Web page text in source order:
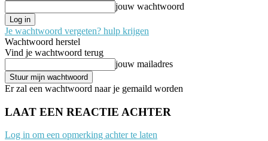
jouw wachtwoord
Je wachtwoord vergeten? hulp krijgen
Wachtwoord herstel
Vind je wachtwoord terug
jouw mailadres
Er zal een wachtwoord naar je gemaild worden
LAAT EEN REACTIE ACHTER
Log in om een opmerking achter te laten